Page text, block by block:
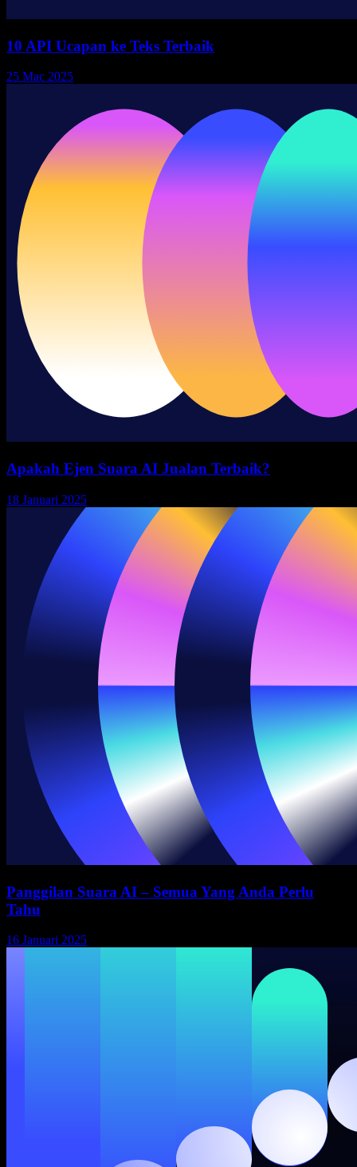
10 API Ucapan ke Teks Terbaik
25 Mac 2025
Apakah Ejen Suara AI Jualan Terbaik?
18 Januari 2025
Panggilan Suara AI – Semua Yang Anda Perlu
Tahu
16 Januari 2025